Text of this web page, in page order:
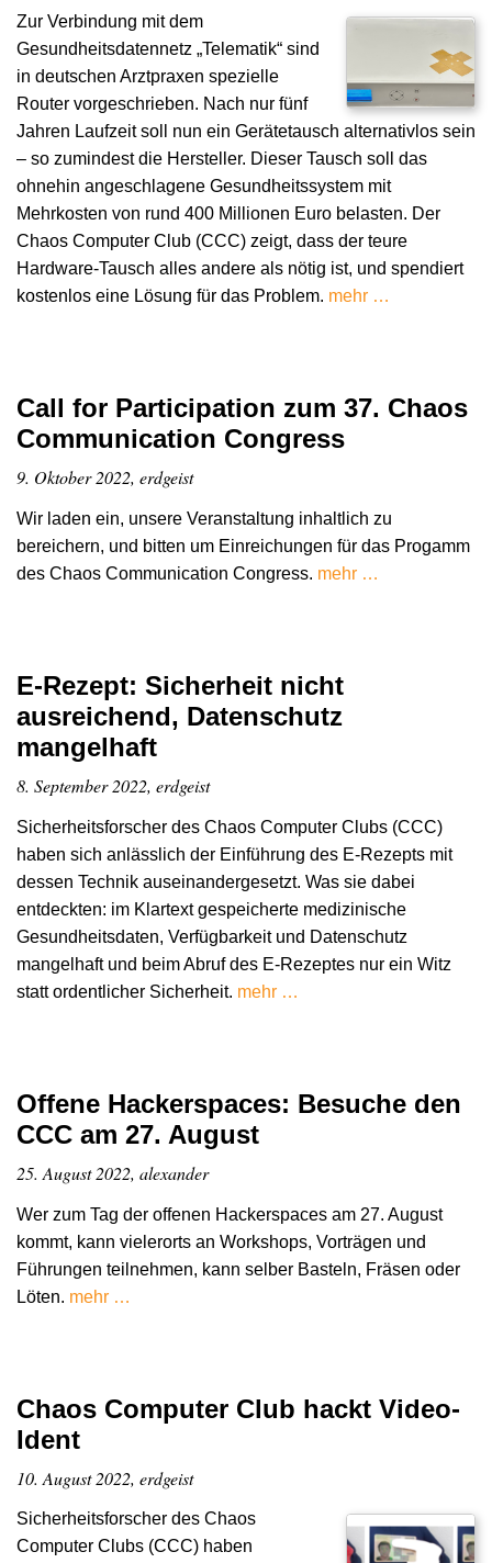
Zur Verbindung mit dem
Gesundheitsdatennetz „Telematik“ sind
in deutschen Arztpraxen spezielle
Router vorgeschrieben. Nach nur fünf
Jahren Laufzeit soll nun ein Gerätetausch alternativlos sein
– so zumindest die Hersteller. Dieser Tausch soll das
ohnehin angeschlagene Gesundheitssystem mit
Mehrkosten von rund 400 Millionen Euro belasten. Der
Chaos Computer Club (CCC) zeigt, dass der teure
Hardware-Tausch alles andere als nötig ist, und spendiert
kostenlos eine Lösung für das Problem. mehr …
Call for Participation zum 37. Chaos
Communication Congress
9. Oktober 2022, erdgeist
Wir laden ein, unsere Veranstaltung inhaltlich zu
bereichern, und bitten um Einreichungen für das Progamm
des Chaos Communication Congress. mehr …
E-Rezept: Sicherheit nicht
ausreichend, Datenschutz
mangelhaft
8. September 2022, erdgeist
Sicherheitsforscher des Chaos Computer Clubs (CCC)
haben sich anlässlich der Einführung des E-Rezepts mit
dessen Technik auseinandergesetzt. Was sie dabei
entdeckten: im Klartext gespeicherte medizinische
Gesundheitsdaten, Verfügbarkeit und Datenschutz
mangelhaft und beim Abruf des E-Rezeptes nur ein Witz
statt ordentlicher Sicherheit. mehr …
Offene Hackerspaces: Besuche den
CCC am 27. August
25. August 2022, alexander
Wer zum Tag der offenen Hackerspaces am 27. August
kommt, kann vielerorts an Workshops, Vorträgen und
Führungen teilnehmen, kann selber Basteln, Fräsen oder
Löten. mehr …
Chaos Computer Club hackt Video-
Ident
10. August 2022, erdgeist
Sicherheitsforscher des Chaos
Computer Clubs (CCC) haben